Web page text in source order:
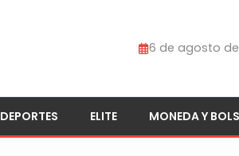
6 de agosto de
DEPORTES ELITE MONEDA Y